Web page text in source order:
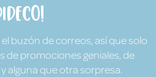
buzón de correos, así que solo
de promociones geniales, de
alguna que otra sorpresa.